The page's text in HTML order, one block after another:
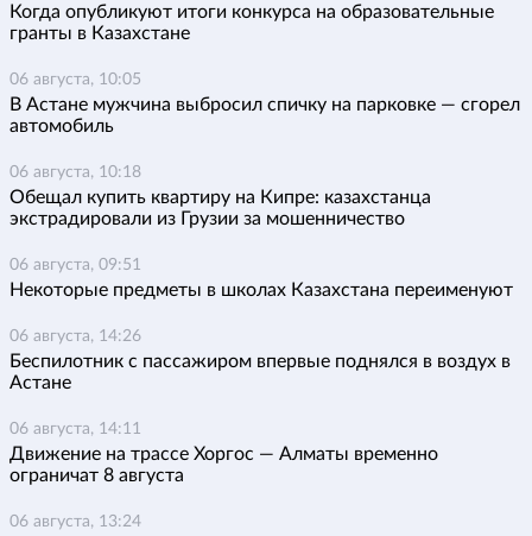
Когда опубликуют итоги конкурса на образовательные
гранты в Казахстане
06 августа, 10:05
В Астане мужчина выбросил спичку на парковке — сгорел
автомобиль
06 августа, 10:18
Обещал купить квартиру на Кипре: казахстанца
экстрадировали из Грузии за мошенничество
06 августа, 09:51
Некоторые предметы в школах Казахстана переименуют
06 августа, 14:26
Беспилотник с пассажиром впервые поднялся в воздух в
Астане
06 августа, 14:11
Движение на трассе Хоргос — Алматы временно
ограничат 8 августа
06 августа, 13:24